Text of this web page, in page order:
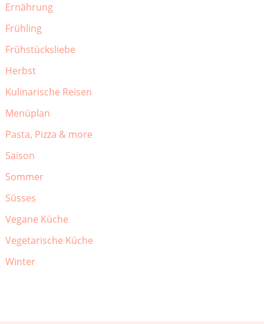
Ernährung
Frühling
Frühstücksliebe
Herbst
Kulinarische Reisen
Menüplan
Pasta, Pizza & more
Saison
Sommer
Süsses
Vegane Küche
Vegetarische Küche
Winter